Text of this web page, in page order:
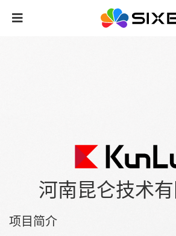
河南昆仑技术
项目简介